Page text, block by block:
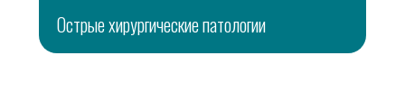
Острые хирургические патологии